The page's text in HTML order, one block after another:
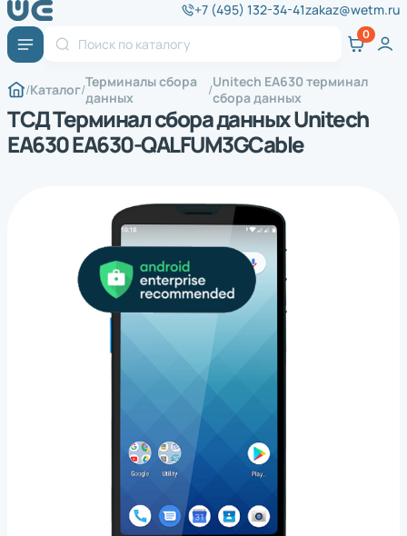
+7 (495) 132-34-41zakaz@wetm.ru
Каталог Терминалы сбора
данных
Unitech EA630 терминал
сбора данных
ТСД Терминал сбора данных Unitech
EA630 EA630-QALFUM3GCable